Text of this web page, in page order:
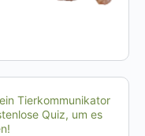
Tierkommunikator
Quiz, um es